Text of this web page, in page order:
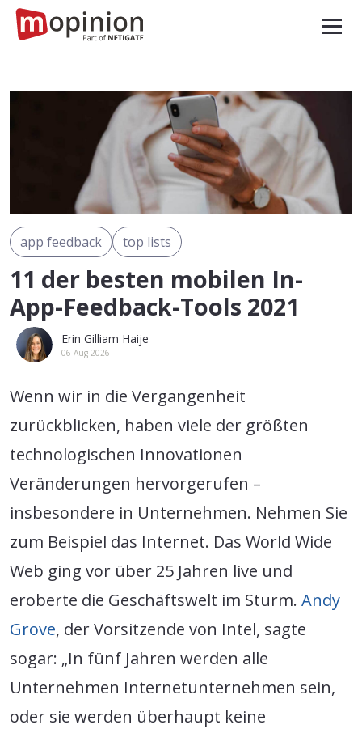
app feedback top lists
11 der besten mobilen In-
App-Feedback-Tools 2021
Erin Gilliam Haije
06 Aug 2026
Wenn wir in die Vergangenheit
zurückblicken, haben viele der größten
technologischen Innovationen
Veränderungen hervorgerufen –
insbesondere in Unternehmen. Nehmen Sie
zum Beispiel das Internet. Das World Wide
Web ging vor über 25 Jahren live und
eroberte die Geschäftswelt im Sturm. Andy
Grove, der Vorsitzende von Intel, sagte
sogar: „In fünf Jahren werden alle
Unternehmen Internetunternehmen sein,
oder sie werden überhaupt keine